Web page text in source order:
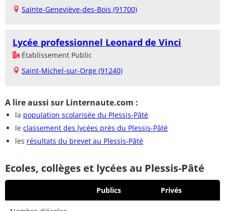
Sainte-Geneviève-des-Bois (91700)
Lycée professionnel Leonard de Vinci
Établissement Public
Saint-Michel-sur-Orge (91240)
A lire aussi sur Linternaute.com :
la population scolarisée du Plessis-Pâté
le classement des lycées près du Plessis-Pâté
les résultats du brevet au Plessis-Pâté
Ecoles, collèges et lycées au Plessis-Pâté
Publics Privés